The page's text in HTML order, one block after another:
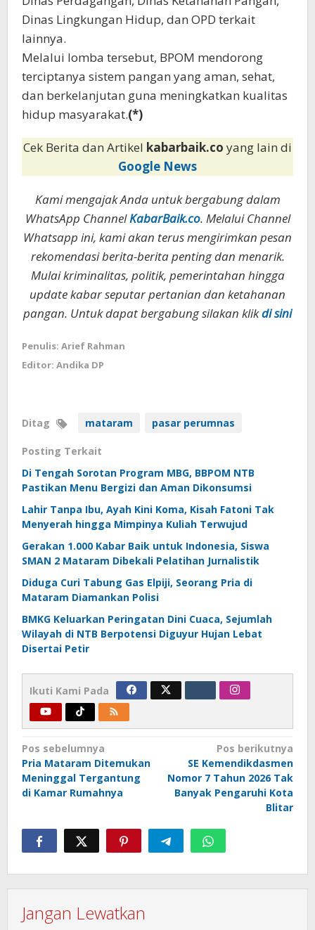
Dinas Lingkungan Hidup, dan OPD terkait
lainnya.
Melalui lomba tersebut, BPOM mendorong
terciptanya sistem pangan yang aman, sehat,
dan berkelanjutan guna meningkatkan kualitas
hidup masyarakat.(*)
Cek Berita dan Artikel kabarbaik.co yang lain di
Google News
Kami mengajak Anda untuk bergabung dalam
WhatsApp ChannelKabarBaik.co. Melalui Channel
Whatsapp ini, kami akan terus mengirimkan pesan
rekomendasi berita-berita penting dan menarik.
Mulai kriminalitas, politik, pemerintahan hingga
update kabar seputar pertanian dan ketahanan
pangan. Untuk dapat bergabung silakan klikdi sini
Penulis: Arief Rahman
Editor: Andika DP
Ditag mataram pasar perumnas
Posting Terkait
Di Tengah Sorotan Program MBG, BBPOM NTB
Pastikan Menu Bergizi dan Aman Dikonsumsi
Lahir Tanpa Ibu, Ayah Kini Koma, Kisah Fatoni Tak
Menyerah hingga Mimpinya Kuliah Terwujud
Gerakan 1.000 Kabar Baik untuk Indonesia, Siswa
SMAN 2 Mataram Dibekali Pelatihan Jurnalistik
Diduga Curi Tabung Gas Elpiji, Seorang Pria di
Mataram Diamankan Polisi
BMKG Keluarkan Peringatan Dini Cuaca, Sejumlah
Wilayah di NTB Berpotensi Diguyur Hujan Lebat
Disertai Petir
Ikuti Kami Pada
Navigasi
pos
Pos sebelumnya
Pria Mataram Ditemukan
Meninggal Tergantung
di Kamar Rumahnya
Pos berikutnya
SE Kemendikdasmen
Nomor 7 Tahun 2026 Tak
Banyak Pengaruhi Kota
Blitar
Jangan Lewatkan